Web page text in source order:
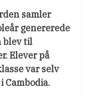
samler
genererede
blev til
Elever på
var selv